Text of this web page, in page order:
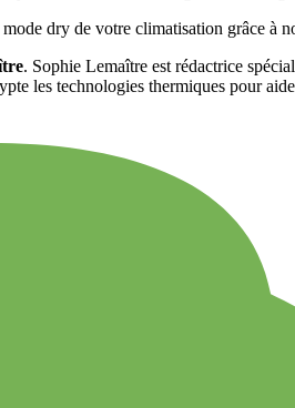
. Sophie Lemaître est rédactrice
les technologies thermiques pour